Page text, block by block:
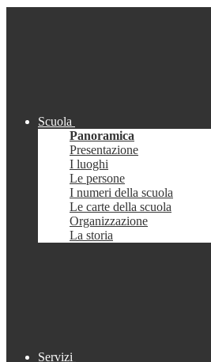
Scuola
Panoramica
Presentazione
I luoghi
Le persone
I numeri della scuola
Le carte della scuola
Organizzazione
La storia
Servizi